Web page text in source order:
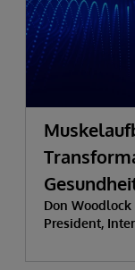
Don Woodlock
President,